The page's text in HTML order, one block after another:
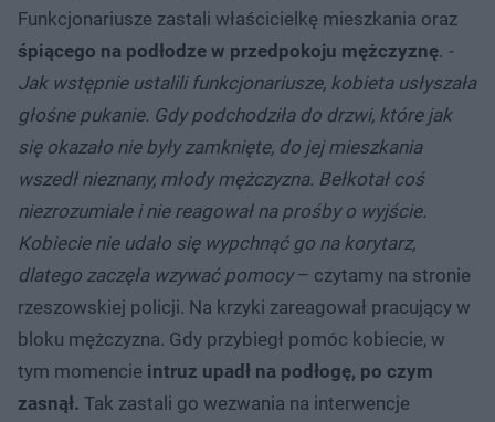
Funkcjonariusze zastali właścicielkę mieszkania oraz
śpiącego na podłodze w przedpokoju mężczyznę. -
Jak wstępnie ustalili funkcjonariusze, kobieta usłyszała
głośne pukanie. Gdy podchodziła do drzwi, które jak
się okazało nie były zamknięte, do jej mieszkania
wszedł nieznany, młody mężczyzna. Bełkotał coś
niezrozumiale i nie reagował na prośby o wyjście.
Kobiecie nie udało się wypchnąć go na korytarz,
dlatego zaczęła wzywać pomocy– czytamy na stronie
rzeszowskiej policji. Na krzyki zareagował pracujący w
bloku mężczyzna. Gdy przybiegł pomóc kobiecie, w
tym momencie intruz upadł na podłogę, po czym
zasnął. Tak zastali go wezwania na interwencje